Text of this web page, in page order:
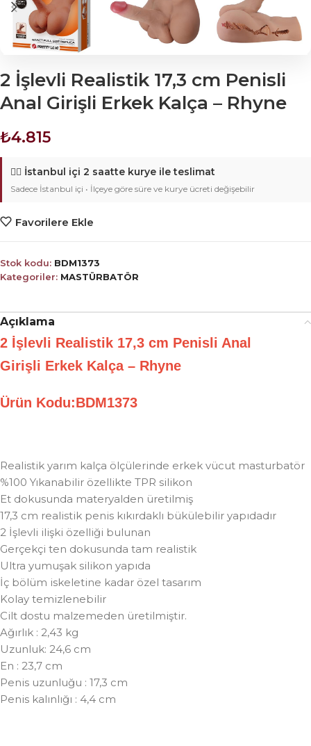
2 İşlevli Realistik 17,3 cm Penisli
Anal Girişli Erkek Kalça – Rhyne
₺4.815
🚴‍♂️ İstanbul içi 2 saatte kurye ile teslimat
Sadece İstanbul içi • İlçeye göre süre ve kurye ücreti değişebilir
Favorilere Ekle
Stok kodu: BDM1373
Kategoriler: MASTÜRBATÖR
Açıklama
2 İşlevli Realistik 17,3 cm Penisli Anal
Girişli Erkek Kalça – Rhyne
Ürün Kodu:BDM1373
Realistik yarım kalça ölçülerinde erkek vücut masturbatör
%100 Yıkanabilir özellikte TPR silikon
Et dokusunda materyalden üretilmiş
17,3 cm realistik penis kıkırdaklı bükülebilir yapıdadır
2 İşlevli ilişki özelliği bulunan
Gerçekçi ten dokusunda tam realistik
Ultra yumuşak silikon yapıda
İç bölüm iskeletine kadar özel tasarım
Kolay temizlenebilir
Cilt dostu malzemeden üretilmiştir.
Ağırlık : 2,43 kg
Uzunluk: 24,6 cm
En : 23,7 cm
Penis uzunluğu : 17,3 cm
Penis kalınlığı : 4,4 cm